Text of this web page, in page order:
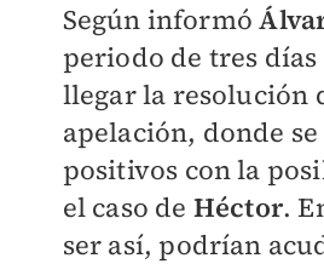
Según informó
periodo de tres
llegar la resolución
apelación, donde
positivos con la
el caso de Héctor.
ser así, podrían